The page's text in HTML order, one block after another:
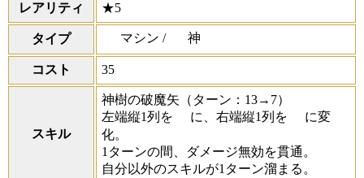
レアリティ ★5
タイプ マシン / 神
コスト 35
スキル
神樹の破魔矢 （ターン：13→7）
左端縦1列を
に、右端縦1列を
に変
化。
1ターンの間、ダメージ無効を貫通。
自分以外のスキルが1ターン溜まる。